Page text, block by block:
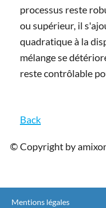
processus reste
ou supérieur, il
quadratique à la
mélange se
reste contrôlable
Back
© Copyright by
Mentions légales